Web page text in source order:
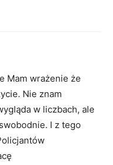
Mam wrażenie że
Nie znam
w liczbach, ale
I z tego